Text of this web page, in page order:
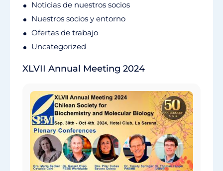
Noticias de nuestros socios
Nuestros socios y entorno
Ofertas de trabajo
Uncategorized
XLVII Annual Meeting 2024